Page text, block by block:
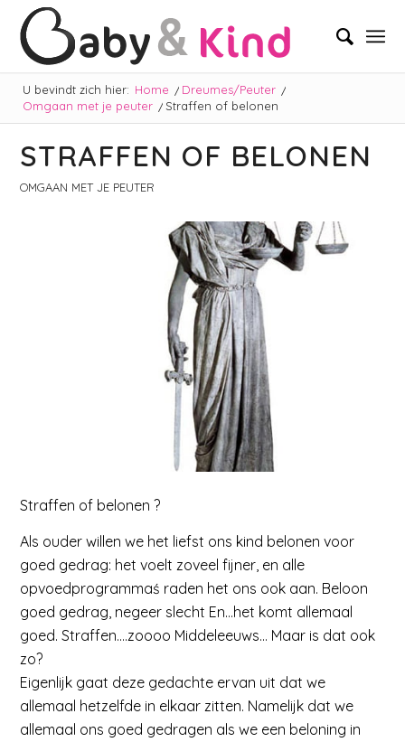
U bevindt zich hier: Home / Dreumes/Peuter /
Omgaan met je peuter / Straffen of belonen
STRAFFEN OF BELONEN
OMGAAN MET JE PEUTER
Straffen of belonen ?
Als ouder willen we het liefst ons kind belonen voor
goed gedrag: het voelt zoveel fijner, en alle
opvoedprogrammaś raden het ons ook aan. Beloon
goed gedrag, negeer slecht En…het komt allemaal
goed. Straffen….zoooo Middeleeuws… Maar is dat ook
zo?
Eigenlijk gaat deze gedachte ervan uit dat we
allemaal hetzelfde in elkaar zitten. Namelijk dat we
allemaal ons goed gedragen als we een beloning in